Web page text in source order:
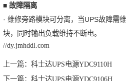
■ 故障隔离
· 维修旁路模块可分离，当UPS故障需
块，同时输出负载维持不断电。
//dy.jmhddl.com
上一篇： 科士达UPS电源YDC9110H
下一篇： 科士达UPS电源YDC9106H